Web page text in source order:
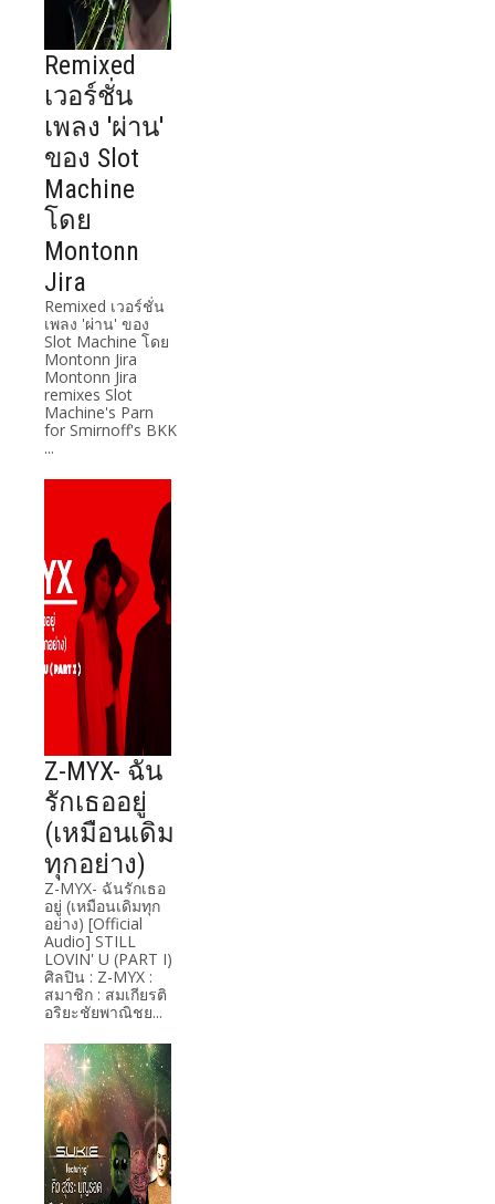
Remixed
เวอร์ชั่น
เพลง 'ผ่าน'
ของ Slot
Machine
โดย
Montonn
Jira
Remixed เวอร์ชั่น
เพลง 'ผ่าน' ของ
Slot Machine โดย
Montonn Jira
Montonn Jira
remixes Slot
Machine's Parn
for Smirnoff's BKK
...
Z-MYX- ฉัน
รักเธออยู่
(เหมือนเดิม
ทุกอย่าง)
Z-MYX- ฉันรักเธอ
อยู่ (เหมือนเดิมทุก
อย่าง) [Official
Audio] STILL
LOVIN' U (PART I)
ศิลปิน : Z-MYX :
สมาชิก : สมเกียรติ
อริยะชัยพาณิชย...